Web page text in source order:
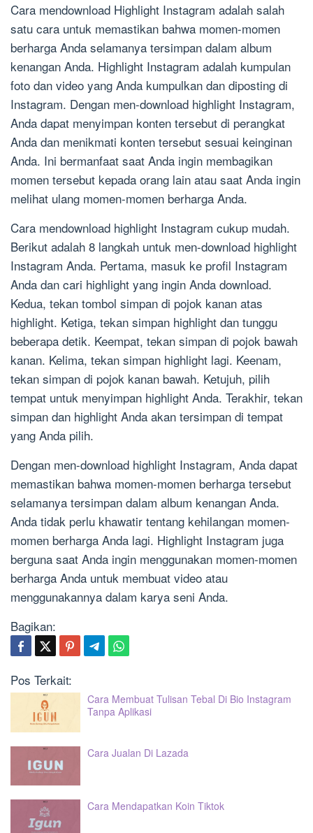
Cara mendownload Highlight Instagram adalah salah
satu cara untuk memastikan bahwa momen-momen
berharga Anda selamanya tersimpan dalam album
kenangan Anda. Highlight Instagram adalah kumpulan
foto dan video yang Anda kumpulkan dan diposting di
Instagram. Dengan men-download highlight Instagram,
Anda dapat menyimpan konten tersebut di perangkat
Anda dan menikmati konten tersebut sesuai keinginan
Anda. Ini bermanfaat saat Anda ingin membagikan
momen tersebut kepada orang lain atau saat Anda ingin
melihat ulang momen-momen berharga Anda.
Cara mendownload highlight Instagram cukup mudah.
Berikut adalah 8 langkah untuk men-download highlight
Instagram Anda. Pertama, masuk ke profil Instagram
Anda dan cari highlight yang ingin Anda download.
Kedua, tekan tombol simpan di pojok kanan atas
highlight. Ketiga, tekan simpan highlight dan tunggu
beberapa detik. Keempat, tekan simpan di pojok bawah
kanan. Kelima, tekan simpan highlight lagi. Keenam,
tekan simpan di pojok kanan bawah. Ketujuh, pilih
tempat untuk menyimpan highlight Anda. Terakhir, tekan
simpan dan highlight Anda akan tersimpan di tempat
yang Anda pilih.
Dengan men-download highlight Instagram, Anda dapat
memastikan bahwa momen-momen berharga tersebut
selamanya tersimpan dalam album kenangan Anda.
Anda tidak perlu khawatir tentang kehilangan momen-
momen berharga Anda lagi. Highlight Instagram juga
berguna saat Anda ingin menggunakan momen-momen
berharga Anda untuk membuat video atau
menggunakannya dalam karya seni Anda.
Bagikan:
Pos Terkait:
Cara Membuat Tulisan Tebal Di Bio Instagram
Tanpa Aplikasi
Cara Jualan Di Lazada
Cara Mendapatkan Koin Tiktok